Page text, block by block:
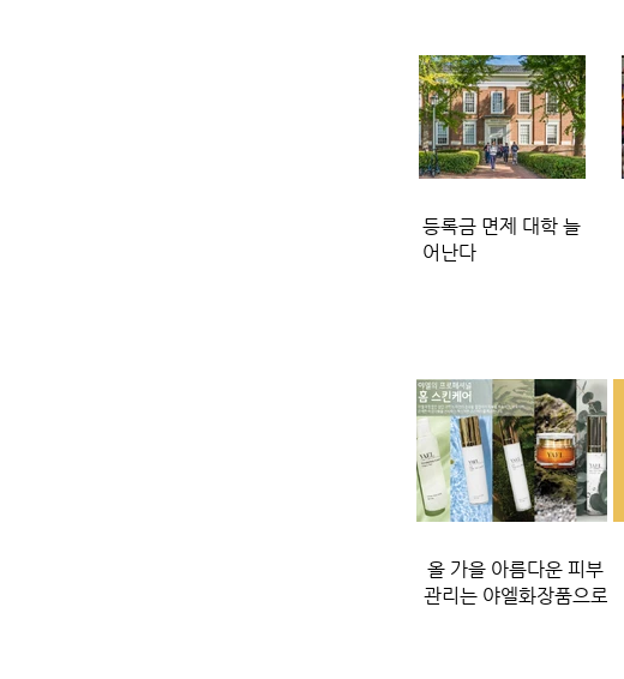
등록금 면제 대학 늘
어난다
올 가을 아름다운 피부
관리는 야엘화장품으로